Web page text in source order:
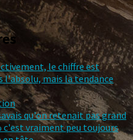
le chiffre est
l'absolu, mais la tendance
qu'on retenait pas grand
c'est vraiment peu toujours